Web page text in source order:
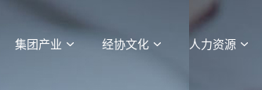
集团产业 经协文化 人力资源